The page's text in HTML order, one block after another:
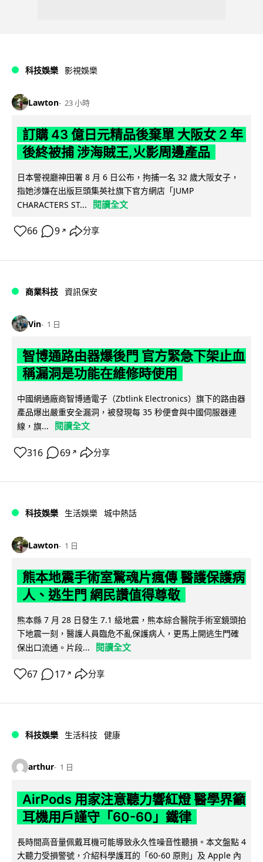
科技娛樂 影視娛樂
Lawton 23 小時
訂購 43 億日元精品後棄單 大阪女 2 年
後終被捕 涉海賊王,火影周邊產品
日本警視廳神田署 8 月 6 日公布，拘捕一名 32 歲大阪女子，
指她涉嫌在出版巨頭集英社旗下官方網店「JUMP
CHARACTERS ST...
閱讀全文
66 9 ↗ 分享
商業科技 資訊保安
Vin 1 日
智博通路由器爆後門 官方緊急下架止血
稱漏洞是功能在維修時使用
中國網通廠商智博通電子（Zbtlink Electronics）旗下的路由器
產品爆出嚴重安全漏洞，被發現每 35 秒便會與中國伺服器連
線，旗...
閱讀全文
316 69 ↗ 分享
科技娛樂 生活娛樂 城中熱話
Lawton 1 日
熊本地震手術室驚魂片瘋傳 醫護保護病
人、逃生門 網民讚值得尊敬
熊本縣 7 月 28 日發生 7.1 級地震，熊本綜合醫院手術室鏡頭拍
下地震一刻，醫護人員臨危不亂保護病人，更馬上開逃生門確
保出口流通。片段...
閱讀全文
67 17 ↗ 分享
科技娛樂 生活科技 健康
arthur 1 日
AirPods 用家注意聽力響紅燈 醫學界籲
耳機用戶謹守「60-60」鐵律
長時間高音量佩戴耳機可能導致永久性噪音性聽損。本文盤點 4
大聽力受損警號，介紹科學護耳的「60-60 原則」及 Apple 內